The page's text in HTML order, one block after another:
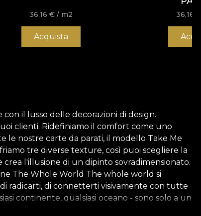
36,16€ / m2
Acquista
36,16
il lusso delle decorazioni di design.
clienti. Ridefiniamo il comfort come uno
le nostre carte da parati, il modello Take Me
tre diverse texture, così puoi scegliere la
crea l'illusione di un dipinto sovradimensionato.
The Whole World The whole world si
radicarti, di connetterti visivamente con tutte
continente, qualsiasi oceano - sono solo a un
di un viaggio intorno al mondo, un